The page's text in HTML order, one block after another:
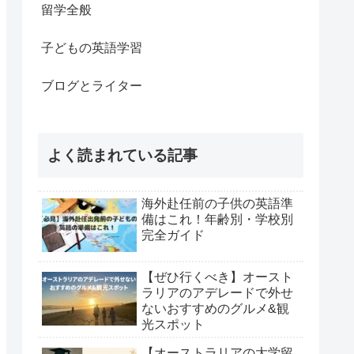
留学全般
子どもの英語学習
ブログとライター
よく読まれている記事
海外赴任前の子供の英語準
備はこれ！年齢別・学校別
完全ガイド
【ぜひ行くべき】オースト
ラリアのアデレードで外せ
ないおすすめのグルメ&観
光スポット